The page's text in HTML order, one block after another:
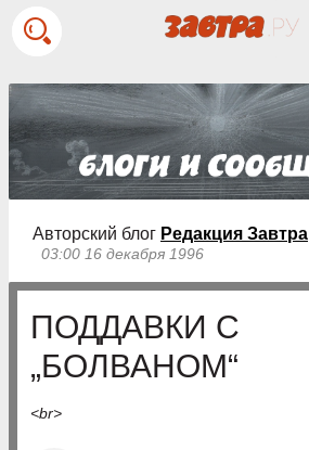
Авторский блог Редакция Завтра
03:00 16 декабря 1996
ПОДДАВКИ С
„БОЛВАНОМ“
<br>